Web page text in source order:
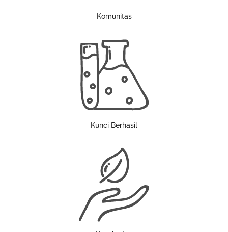
Komunitas
Kunci Berhasil